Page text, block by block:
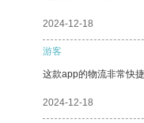
2024-12-18
游客
这款app的物流非常快
2024-12-18